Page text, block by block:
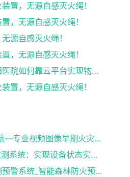
置，无源自感灭火绳！
，无源自感灭火绳！
源自感灭火绳！
，无源自感灭火绳！
告别供应链混乱：安阳医院如何靠云平台实现物资管理的精准对接
置，无源自感灭火绳！
河北智慧消防 火眼护航—专业视频图像早期火灾报警系统
EOMS电气设备健康监测系统：实现设备状态实时监控与智能诊断
河北智能森林消防监测预警系统_智能森林防火预警系统_智能森林消防防火解决方案